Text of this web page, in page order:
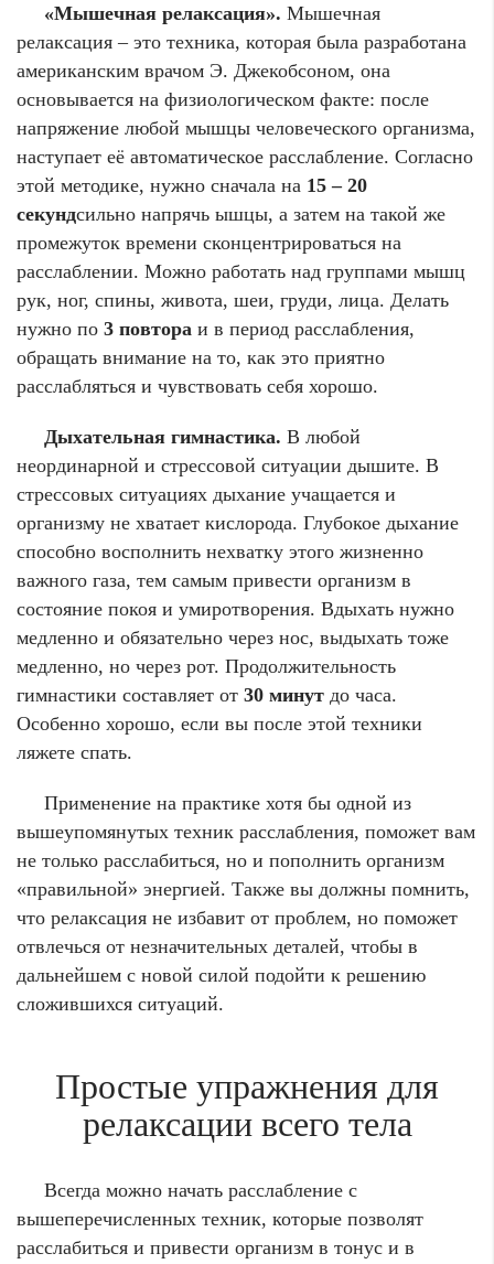
«Мышечная релаксация». Мышечная
релаксация – это техника, которая была разработана
американским врачом Э. Джекобсоном, она
основывается на физиологическом факте: после
напряжение любой мышцы человеческого организма,
наступает её автоматическое расслабление. Согласно
этой методике, нужно сначала на 15 – 20
секундсильно напрячь ышцы, а затем на такой же
промежуток времени сконцентрироваться на
расслаблении. Можно работать над группами мышц
рук, ног, спины, живота, шеи, груди, лица. Делать
нужно по 3 повтора и в период расслабления,
обращать внимание на то, как это приятно
расслабляться и чувствовать себя хорошо.
Дыхательная гимнастика. В любой
неординарной и стрессовой ситуации дышите. В
стрессовых ситуациях дыхание учащается и
организму не хватает кислорода. Глубокое дыхание
способно восполнить нехватку этого жизненно
важного газа, тем самым привести организм в
состояние покоя и умиротворения. Вдыхать нужно
медленно и обязательно через нос, выдыхать тоже
медленно, но через рот. Продолжительность
гимнастики составляет от 30 минут до часа.
Особенно хорошо, если вы после этой техники
ляжете спать.
Применение на практике хотя бы одной из
вышеупомянутых техник расслабления, поможет вам
не только расслабиться, но и пополнить организм
«правильной» энергией. Также вы должны помнить,
что релаксация не избавит от проблем, но поможет
отвлечься от незначительных деталей, чтобы в
дальнейшем с новой силой подойти к решению
сложившихся ситуаций.
Простые упражнения для
релаксации всего тела
Всегда можно начать расслабление с
вышеперечисленных техник, которые позволят
расслабиться и привести организм в тонус и в